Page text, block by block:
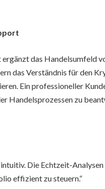
das Handelsumfeld
das Verständnis für den
Ein professioneller
Handelsprozessen zu
Die Echtzeit-Analysen
effizient zu steuern.“